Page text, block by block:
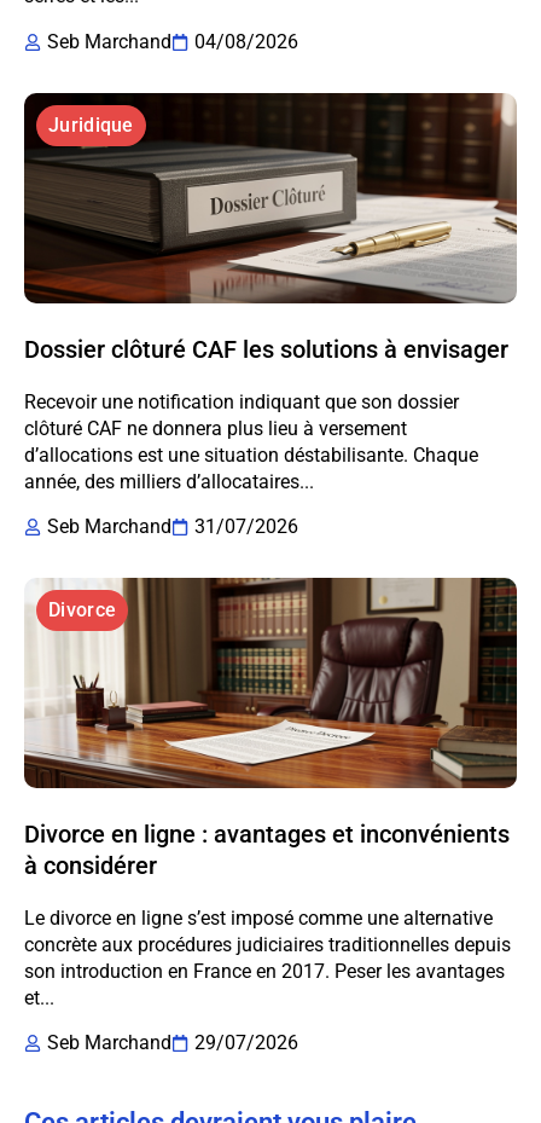
Seb Marchand
04/08/2026
Juridique
Dossier clôturé CAF les solutions à envisager
Recevoir une notification indiquant que son dossier
clôturé CAF ne donnera plus lieu à versement
d’allocations est une situation déstabilisante. Chaque
année, des milliers d’allocataires...
Seb Marchand
31/07/2026
Divorce
Divorce en ligne : avantages et inconvénients
à considérer
Le divorce en ligne s’est imposé comme une alternative
concrète aux procédures judiciaires traditionnelles depuis
son introduction en France en 2017. Peser les avantages
et...
Seb Marchand
29/07/2026